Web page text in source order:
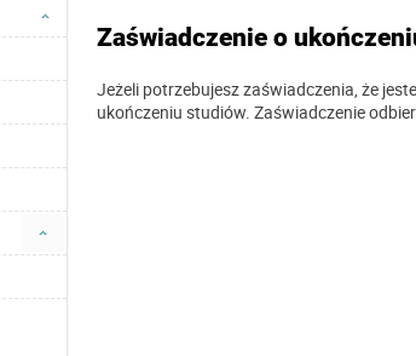
Zaświadczenie o
Jeżeli potrzebujesz zaświadczenia, że
ukończeniu studiów. Zaświadczenie